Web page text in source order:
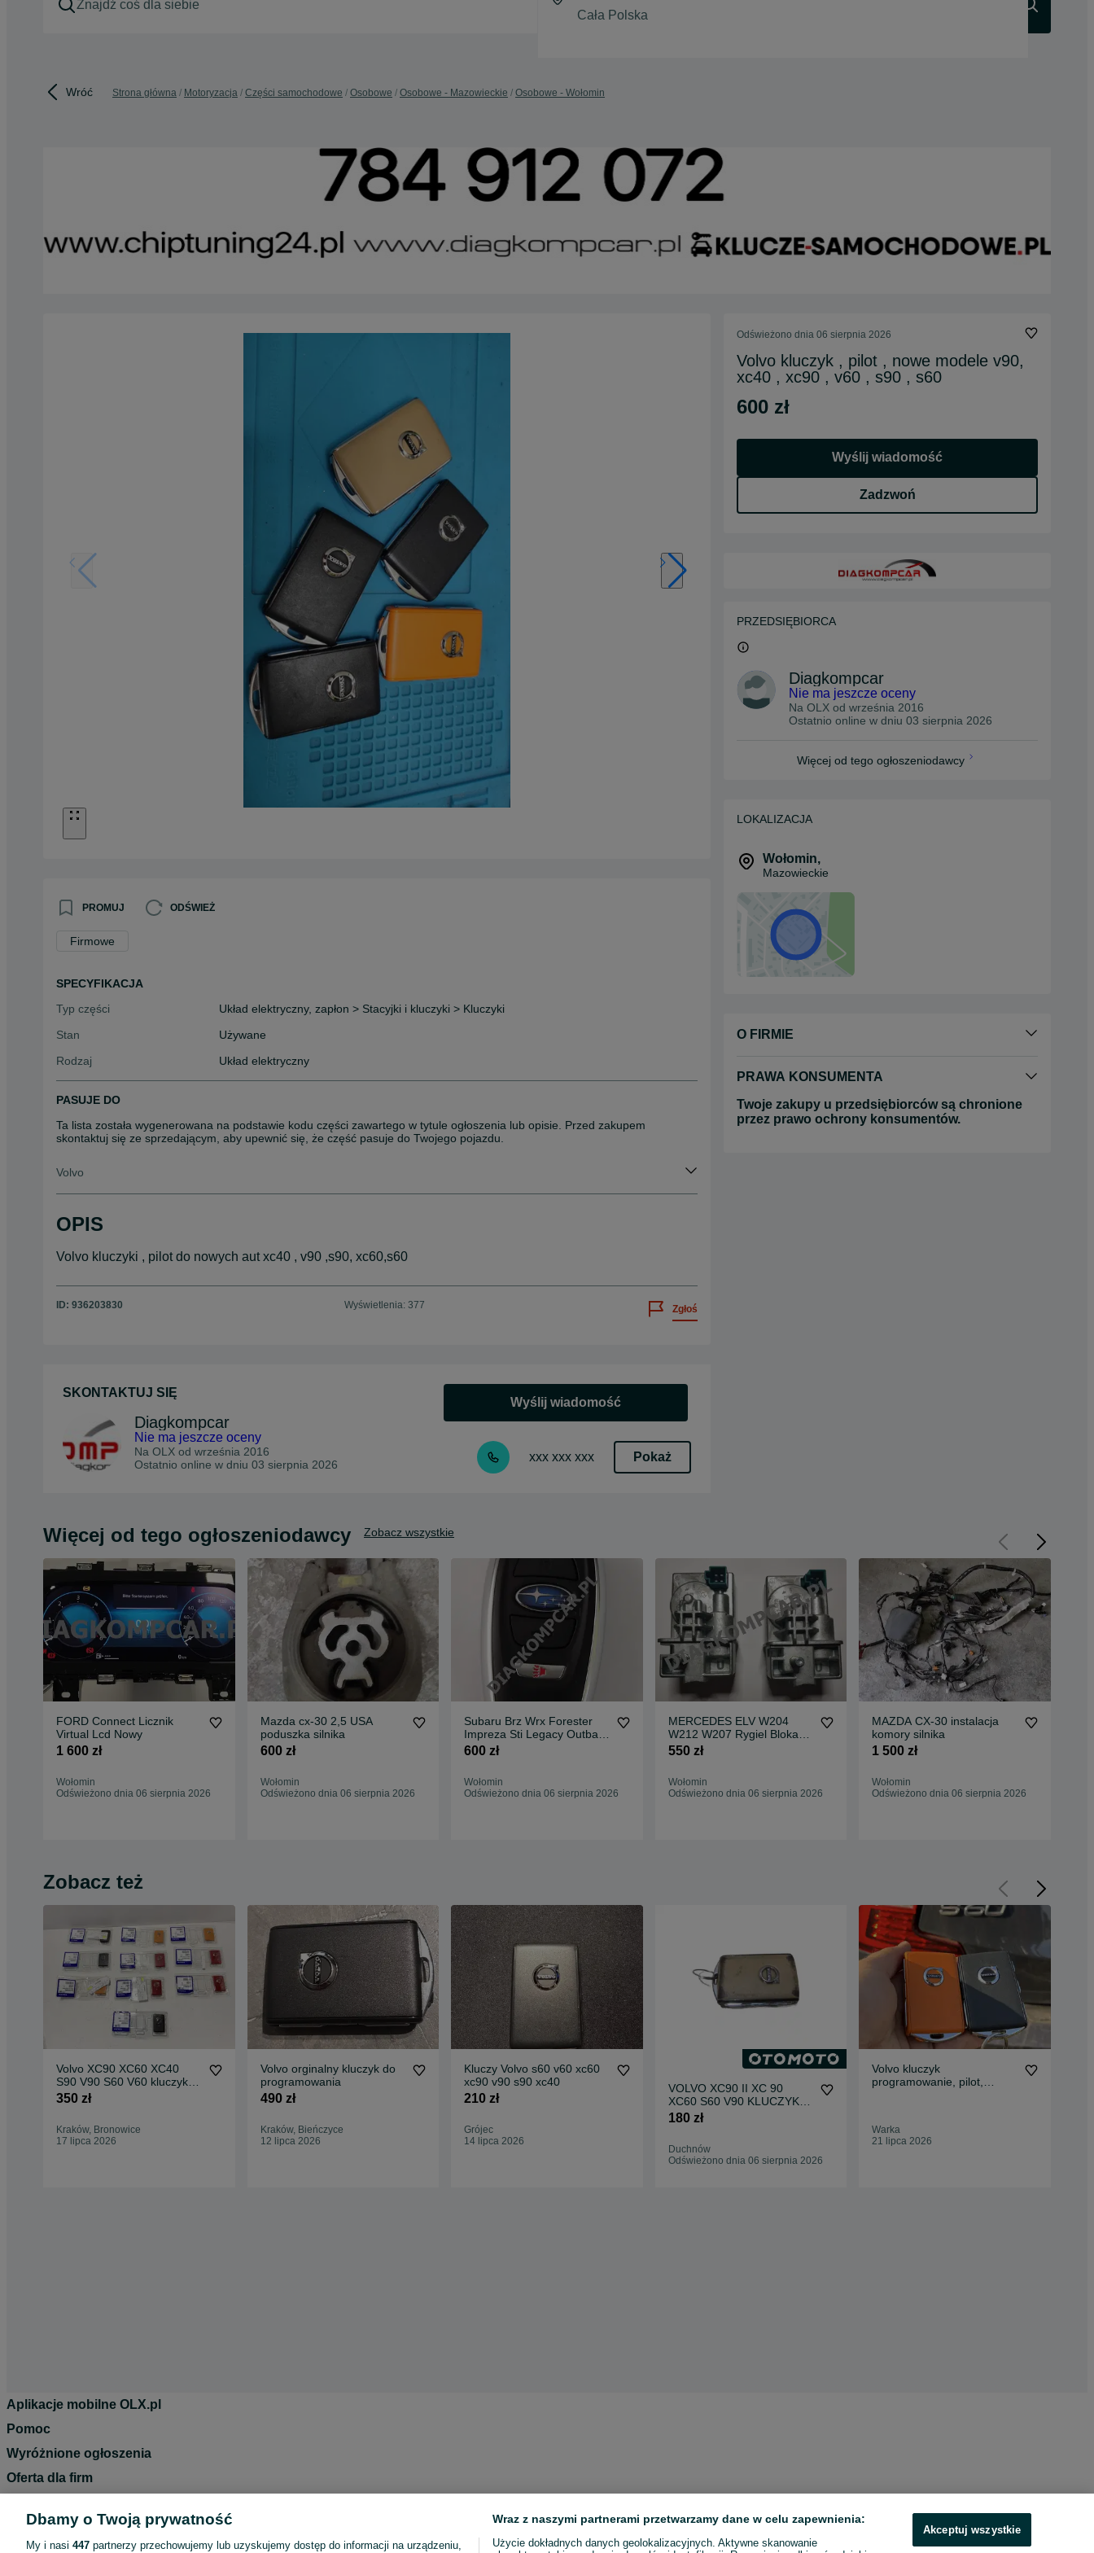
Wróć Strona główna Motoryzacja Części samochodowe Osobowe Osobowe - Mazowieckie Osobowe - Wołomin
PROMUJ ODŚWIEŻ
Firmowe
SPECYFIKACJA
Typ części
Układ elektryczny, zapłon > Stacyjki i kluczyki > Kluczyki
Stan
Używane
Rodzaj
Układ elektryczny
PASUJE DO
Ta lista została wygenerowana na podstawie kodu części zawartego w tytule ogłoszenia lub opisie. Przed zakupem
skontaktuj się ze sprzedającym, aby upewnić się, że część pasuje do Twojego pojazdu.
Volvo
OPIS
Volvo kluczyki , pilot do nowych aut xc40 , v90 ,s90, xc60,s60
ID: 936203830 Wyświetlenia: 377 Zgłoś
SKONTAKTUJ SIĘ
Diagkompcar
Nie ma jeszcze oceny
Na OLX od września 2016
Ostatnio online w dniu 03 sierpnia 2026
Wyślij wiadomość
xxx xxx xxx Pokaż
Odświeżono dnia 06 sierpnia 2026
Volvo kluczyk , pilot , nowe modele v90,
xc40 , xc90 , v60 , s90 , s60
600 zł
Wyślij wiadomość
Zadzwoń
PRZEDSIĘBIORCA
Diagkompcar
Nie ma jeszcze oceny
Na OLX od września 2016
Ostatnio online w dniu 03 sierpnia 2026
Więcej od tego ogłoszeniodawcy
LOKALIZACJA
Wołomin,
Mazowieckie
O FIRMIE
PRAWA KONSUMENTA
Twoje zakupy u przedsiębiorców są chronione
przez prawo ochrony konsumentów.
Więcej od tego ogłoszeniodawcy Zobacz wszystkie
FORD Connect Licznik
Virtual Lcd Nowy
1 600 zł
Wołomin
Odświeżono dnia 06 sierpnia 2026
Mazda cx-30 2,5 USA
poduszka silnika
600 zł
Wołomin
Odświeżono dnia 06 sierpnia 2026
Subaru Brz Wrx Forester
Impreza Sti Legacy Outback
Kluczyk USA
600 zł
Wołomin
Odświeżono dnia 06 sierpnia 2026
MERCEDES ELV W204
W212 W207 Rygiel Blokada
Naprawa Koodwanie
550 zł
Wołomin
Odświeżono dnia 06 sierpnia 2026
MAZDA CX-30 instalacja
komory silnika
1 500 zł
Wołomin
Odświeżono dnia 06 sierpnia 2026
Zobacz też
Volvo XC90 XC60 XC40
S90 V90 S60 V60 kluczyk
NOWY
350 zł
Kraków, Bronowice
17 lipca 2026
Volvo orginalny kluczyk do
programowania
490 zł
Kraków, Bieńczyce
12 lipca 2026
Kluczy Volvo s60 v60 xc60
xc90 v90 s90 xc40
210 zł
Grójec
14 lipca 2026
VOLVO XC90 II XC 90
XC60 S60 V90 KLUCZYK
PILOT USA SMARTKEY
180 zł
Duchnów
Odświeżono dnia 06 sierpnia 2026
Volvo kluczyk
programowanie, pilot,
Warka
21 lipca 2026
Aplikacje mobilne OLX.pl
Pomoc
Wyróżnione ogłoszenia
Oferta dla firm
Regulamin
Dbamy o Twoją prywatność
My i nasi 447 partnerzy przechowujemy lub uzyskujemy dostęp do informacji na urządzeniu,
Wraz z naszymi partnerami przetwarzamy dane w celu zapewnienia:
Użycie dokładnych danych geolokalizacyjnych. Aktywne skanowanie
Akceptuj wszystkie